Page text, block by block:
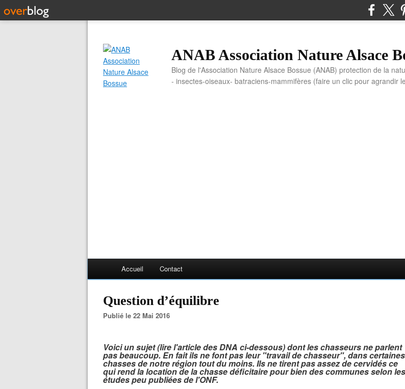
ANAB Association Nature Alsace
Blog de l'Association Nature Alsace Bossue (ANAB) protection de la
- insectes-oiseaux- batraciens-mammifères (faire un clic pour agrandir
Accueil Contact
Question d’équilibre
Publié le 22 Mai 2016
Voici un sujet (lire l'article des DNA ci-dessous) dont les chasseurs ne parlent
pas beaucoup. En fait ils ne font pas leur "travail de chasseur", dans certaines
chasses de notre région tout du moins. Ils ne tirent pas assez de cervidés ce
qui rend la location de la chasse déficitaire pour bien des communes selon les
études peu publiées de l'ONF.